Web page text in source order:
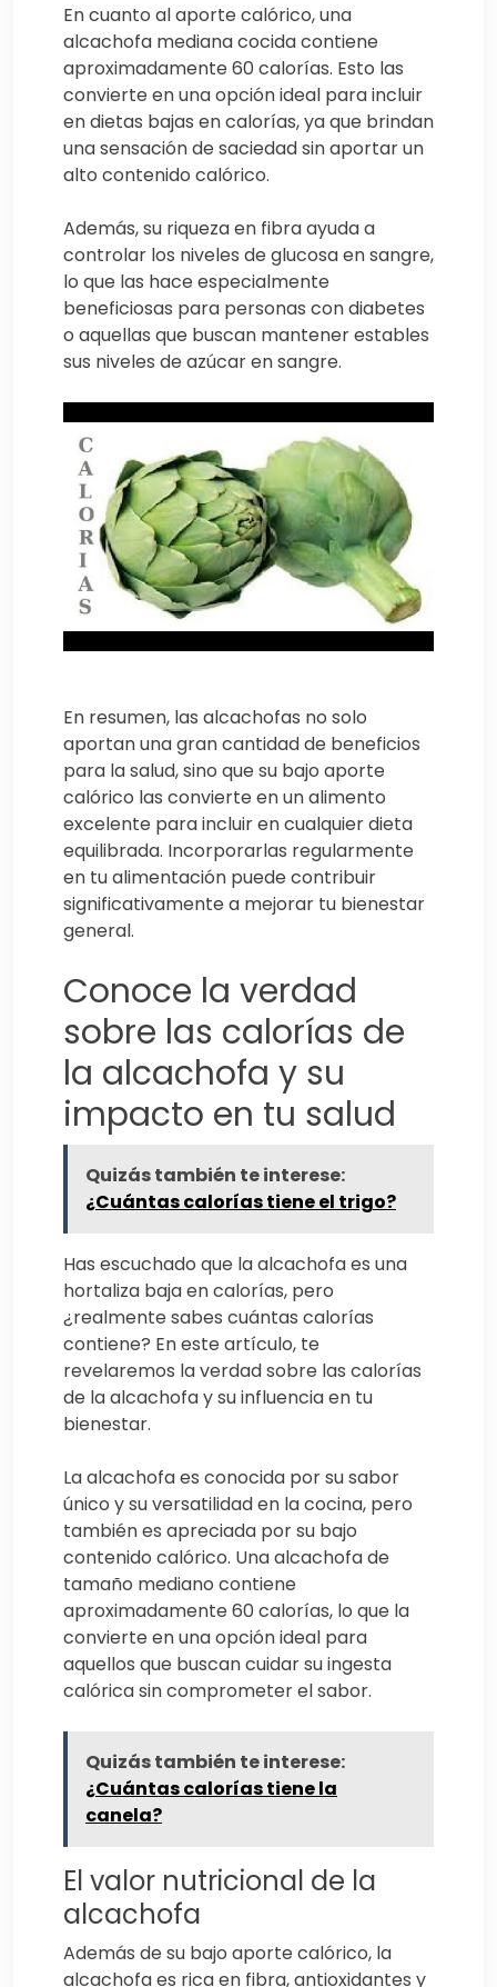
En cuanto al aporte calórico, una
alcachofa mediana cocida contiene
aproximadamente 60 calorías. Esto las
convierte en una opción ideal para incluir
en dietas bajas en calorías, ya que brindan
una sensación de saciedad sin aportar un
alto contenido calórico.
Además, su riqueza en fibra ayuda a
controlar los niveles de glucosa en sangre,
lo que las hace especialmente
beneficiosas para personas con diabetes
o aquellas que buscan mantener estables
sus niveles de azúcar en sangre.
En resumen, las alcachofas no solo
aportan una gran cantidad de beneficios
para la salud, sino que su bajo aporte
calórico las convierte en un alimento
excelente para incluir en cualquier dieta
equilibrada. Incorporarlas regularmente
en tu alimentación puede contribuir
significativamente a mejorar tu bienestar
general.
Conoce la verdad
sobre las calorías de
la alcachofa y su
impacto en tu salud
Quizás también te interese:
¿Cuántas calorías tiene el trigo?
Has escuchado que la alcachofa es una
hortaliza baja en calorías, pero
¿realmente sabes cuántas calorías
contiene? En este artículo, te
revelaremos la verdad sobre las calorías
de la alcachofa y su influencia en tu
bienestar.
La alcachofa es conocida por su sabor
único y su versatilidad en la cocina, pero
también es apreciada por su bajo
contenido calórico. Una alcachofa de
tamaño mediano contiene
aproximadamente 60 calorías, lo que la
convierte en una opción ideal para
aquellos que buscan cuidar su ingesta
calórica sin comprometer el sabor.
Quizás también te interese:
¿Cuántas calorías tiene la
canela?
El valor nutricional de la
alcachofa
Además de su bajo aporte calórico, la
alcachofa es rica en fibra, antioxidantes y